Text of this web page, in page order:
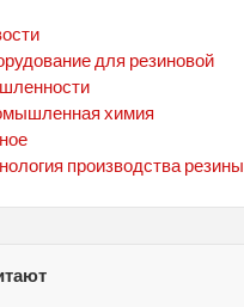
для резиновой
химия
производства резины